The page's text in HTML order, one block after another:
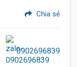
Chia sẻ
0902696839